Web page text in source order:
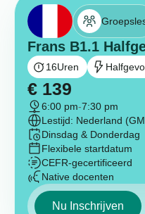
Frans B1.1
16Uren
€ 139
6:00 pm-7:30 pm
Lestijd: Nederland
Dinsdag & Donderdag
Flexibele startdatum
CEFR-gecertificeerd
Native docenten
Nu Inschrijven